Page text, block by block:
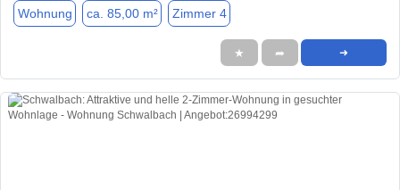
Wohnung ca. 85,00 m² Zimmer 4
★ ➦ ➜